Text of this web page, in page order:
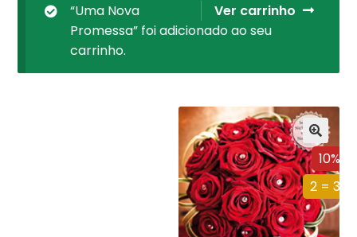
Ver carrinho
“Uma Nova
Promessa” foi adicionado ao seu
carrinho.
10%
2 = 3